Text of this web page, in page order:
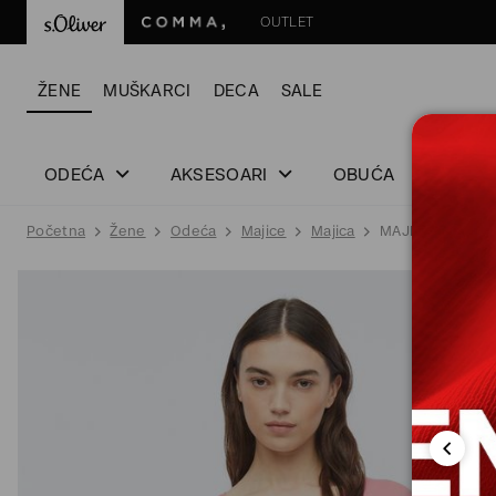
OUTLET
ŽENE MUŠKARCI DECA SALE
ODEĆA AKSESOARI OBUĆA
Početna Žene Odeća Majice Majica MAJICA BEZ